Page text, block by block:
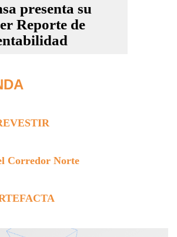
presenta su
Reporte de
Corredor Norte